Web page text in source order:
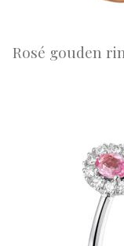
Rosé gouden